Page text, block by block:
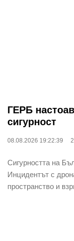
ГЕРБ
сигурност
08.08.2026 19:22:39
Сигурността на
Инцидентът с
пространство и